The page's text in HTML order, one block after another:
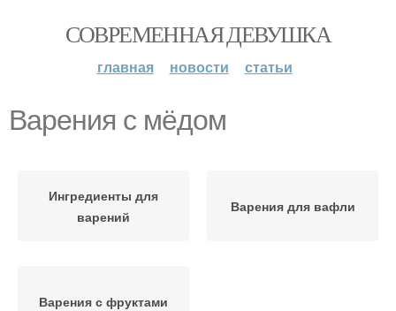
СОВРЕМЕННАЯ ДЕВУШКА
главная новости статьи
Варения с мёдом
Ингредиенты для
варений
Варения для вафли
Варения с фруктами